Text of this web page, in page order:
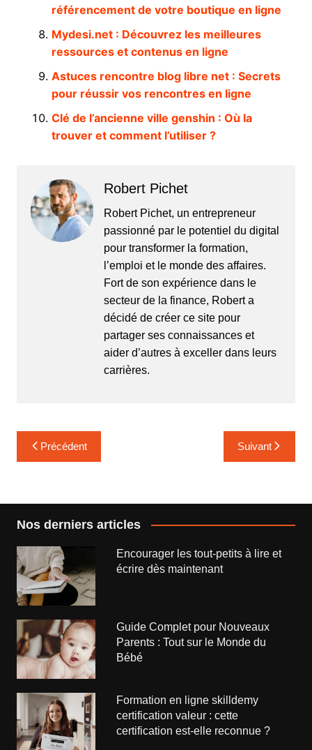
référencement de votre boutique en ligne
Mydesi.net : Découvrez les meilleures
ressources et contenus en ligne
Astuces rencontre blog libre net : Secrets
pour réussir vos rencontres en ligne
Clé de l’ancienne ville genshin : Où la
trouver et comment l’utiliser ?
Robert Pichet
Robert Pichet, un entrepreneur
passionné par le potentiel du digital
pour transformer la formation,
l’emploi et le monde des affaires.
Fort de son expérience dans le
secteur de la finance, Robert a
décidé de créer ce site pour
partager ses connaissances et
aider d’autres à exceller dans leurs
carrières.
Navigation
de
Précédent Suivant
Nos derniers articles
Encourager les tout-petits à lire et
écrire dès maintenant
Guide Complet pour Nouveaux
Parents : Tout sur le Monde du
Bébé
Formation en ligne skilldemy
certification valeur : cette
certification est-elle reconnue ?